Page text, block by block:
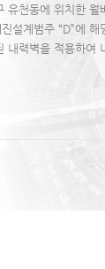
유천동에 위치한
설계범주 “D”에
내력벽을 적용하여